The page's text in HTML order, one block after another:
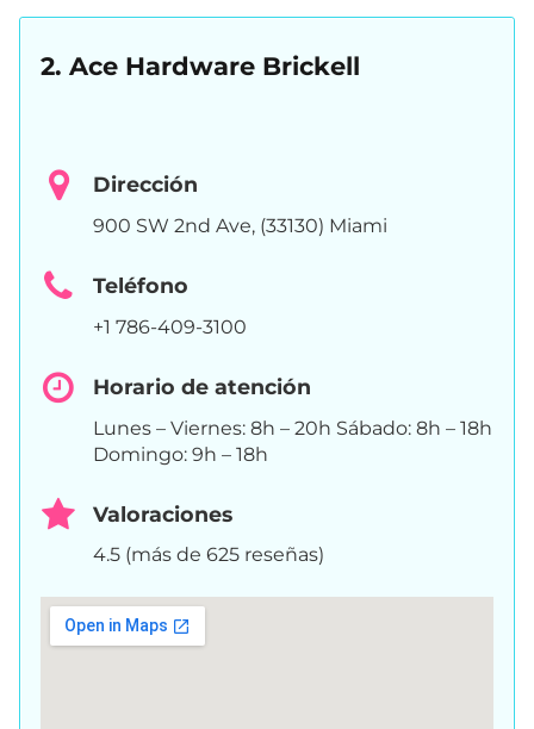
2. Ace Hardware Brickell
Dirección
900 SW 2nd Ave, (33130) Miami
Teléfono
+1 786-409-3100
Horario de atención
Lunes – Viernes: 8h – 20h Sábado: 8h – 18h
Domingo: 9h – 18h
Valoraciones
4.5 (más de 625 reseñas)